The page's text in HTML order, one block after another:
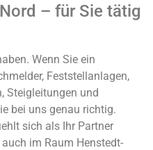
– für Sie tätig
Wenn Sie ein
Feststellanlagen,
Steigleitungen und
bei uns genau richtig.
sich als Ihr Partner
im Raum Henstedt-